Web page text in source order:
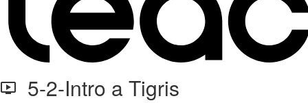
5-2-Intro a Tigris